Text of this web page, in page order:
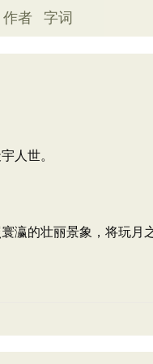
作者 字词
人世。
瀛的壮丽景象，将玩月